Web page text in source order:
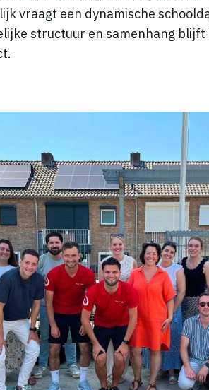
vraagt een dynamische
structuur en samenhang